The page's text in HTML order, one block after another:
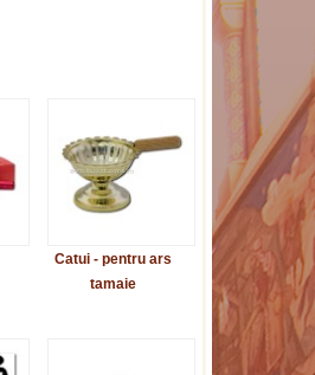
Catui - pentru ars
tamaie